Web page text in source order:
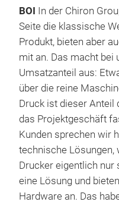
BOI In der Chiron
Seite die klassische
Produkt, bieten aber
mit an. Das macht bei
Umsatzanteil aus:
über die reine
Druck ist dieser
das Projektgeschäft
Kunden sprechen wir
technische Lösungen,
Drucker eigentlich nur
eine Lösung und
Hardware an. Das